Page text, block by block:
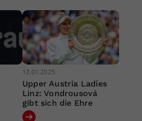
12.01.2025
Upper Austria Ladies
Linz: Vondrousová
gibt sich die Ehre